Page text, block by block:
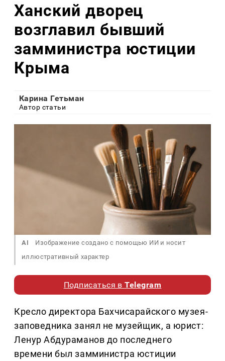
Ханский дворец
возглавил бывший
замминистра юстиции
Крыма
Карина Гетьман
Автор статьи
AI
Изображение создано с помощью ИИ и носит
иллюстративный характер
Подписаться вTelegram
Кресло директора Бахчисарайского музея-
заповедника занял не музейщик, а юрист:
Ленур Абдураманов до последнего
времени был замминистра юстиции